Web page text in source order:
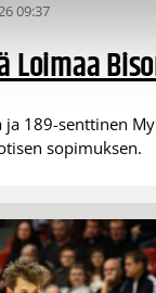
09:37
Loimaa
ja 189-senttinen
sopimuksen.